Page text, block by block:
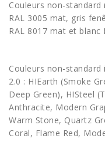
Couleurs non-
RAL 3005 mat, gris
RAL 8017 mat et blanc
Couleurs non-standard
2.0 : HIEarth (Smoke
Deep Green), HISteel
Anthracite, Modern
Warm Stone, Quartz
Coral, Flame Red,